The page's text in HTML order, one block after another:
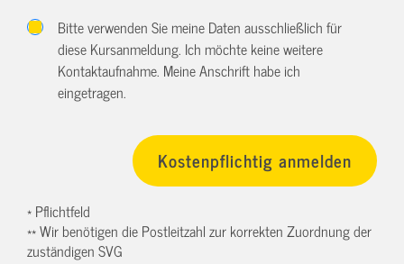
Bitte verwenden Sie meine Daten ausschließlich für
diese Kursanmeldung. Ich möchte keine weitere
Kontaktaufnahme. Meine Anschrift habe ich
eingetragen.
* Pflichtfeld
** Wir benötigen die Postleitzahl zur korrekten Zuordnung der
zuständigen SVG